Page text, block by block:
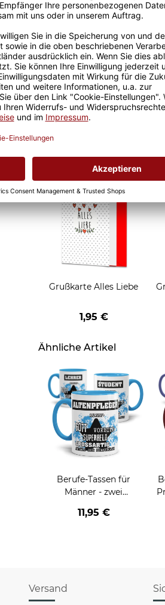
Geschenkverpackung 1
Tasse mit Fenster
Grußkarten zum
Grußkarte Alles Liebe
1,95 €
Ähnliche Artikel
Berufe-Tassen für
Männer - zwei
11,95 €
Versand